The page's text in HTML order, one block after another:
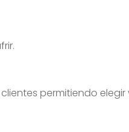
permitiendo elegir